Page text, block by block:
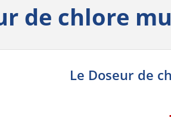
de chlore
Le Doseur de